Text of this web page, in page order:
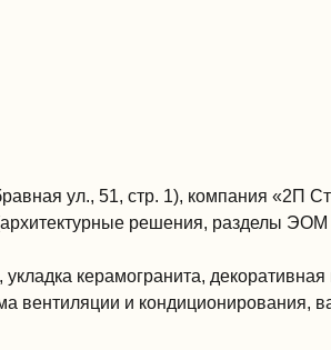
ул., 51, стр. 1), компания «2П
решения, разделы
керамогранита,
вентиляции и кондиционирования,